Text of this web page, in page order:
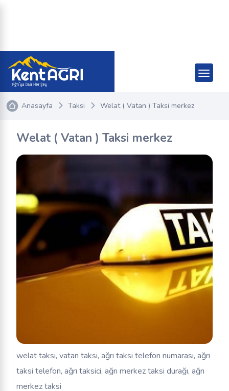
Anasayfa Taksi Welat ( Vatan ) Taksi merkez
Welat ( Vatan ) Taksi merkez
welat taksi, vatan taksi, ağrı taksi telefon numarası, ağrı
taksi telefon, ağrı taksici, ağrı merkez taksi durağı, ağrı
merkez taksi